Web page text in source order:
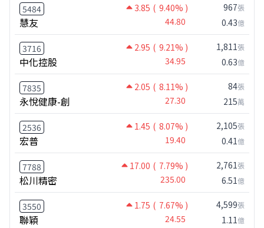
5484 3.85 ( 9.40% )
慧友 44.80
967張
0.43億
3716 2.95 ( 9.21% )
中化控股 34.95
1,811張
0.63億
7835 2.05 ( 8.11% )
永悅健康-創 27.30
84張
215萬
2536 1.45 ( 8.07% )
宏普 19.40
2,105張
0.41億
7788 17.00 ( 7.79% )
松川精密 235.00
2,761張
6.51億
3550 1.75 ( 7.67% )
聯穎 24.55
4,599張
1.11億